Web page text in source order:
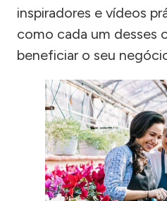
inspiradores e vídeos
como cada um desses
beneficiar o seu